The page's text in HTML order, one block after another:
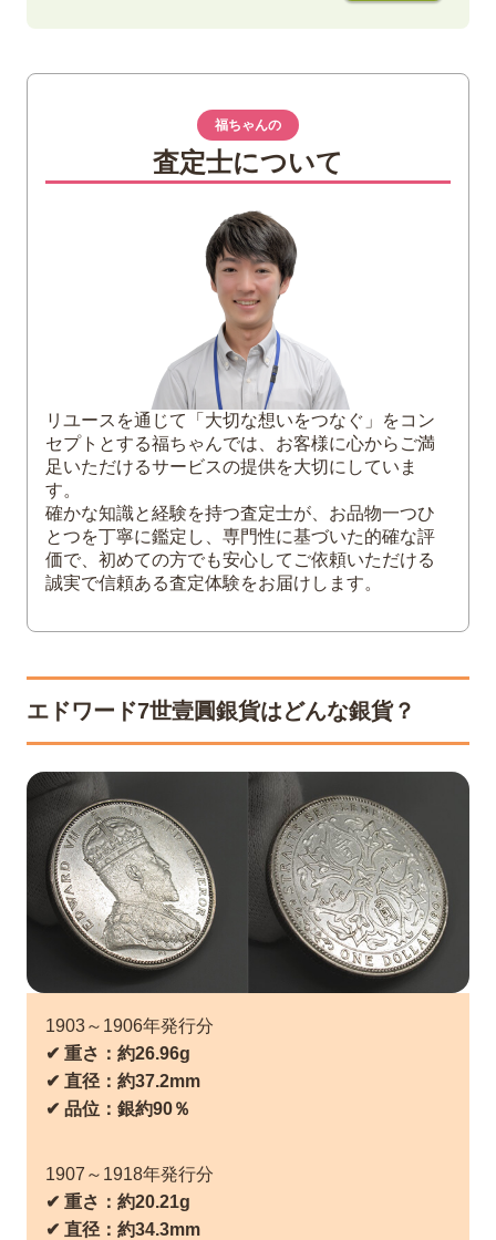
エドワード7世壹圓銀貨の歴史
エドワード7世壹圓銀貨の買取価格は？
エドワード7世壹圓銀貨以外の主な貿易専用
【中国銀貨】光緒元寶 七銭二分
【日本】旧一圓銀貨
【日本】貿易銀
エドワード7世壹圓銀貨の買取は福ちゃんへ
福ちゃんの
査定士について
リユースを通じて「大切な想いをつなぐ」をコン
セプトとする福ちゃんでは、お客様に心からご満
足いただけるサービスの提供を大切にしていま
す。
確かな知識と経験を持つ査定士が、お品物一つひ
とつを丁寧に鑑定し、専門性に基づいた的確な評
価で、初めての方でも安心してご依頼いただける
誠実で信頼ある査定体験をお届けします。
エドワード7世壹圓銀貨はどんな銀貨？
1903～1906年発行分
✔︎ 重さ：約26.96g
✔︎ 直径：約37.2mm
✔︎ 品位：銀約90％
1907～1918年発行分
✔︎ 重さ：約20.21g
✔︎ 直径：約34.3mm